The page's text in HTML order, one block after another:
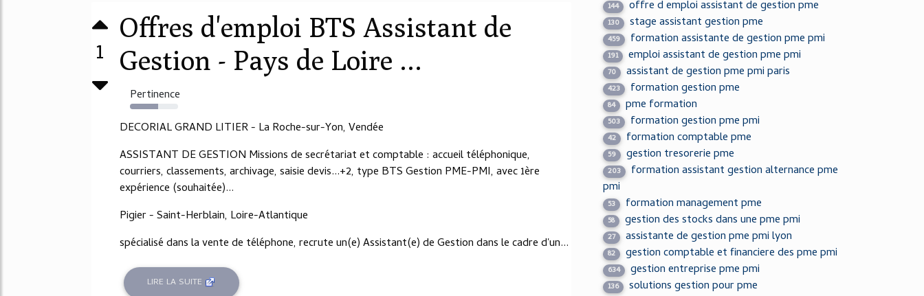
1
Offres d'emploi BTS Assistant de
Gestion - Pays de Loire ...
Pertinence
58%
DECORIAL GRAND LITIER - La Roche-sur-Yon, Vendée
ASSISTANT DE GESTION Missions de secrétariat et comptable : accueil téléphonique,
courriers, classements, archivage, saisie devis...+2, type BTS Gestion PME-PMI, avec 1ère
expérience (souhaitée)...
Pigier - Saint-Herblain, Loire-Atlantique
spécialisé dans la vente de téléphone, recrute un(e) Assistant(e) de Gestion dans le cadre d'un...
LIRE LA SUITE
144 offre d emploi assistant de gestion pme
130 stage assistant gestion pme
459 formation assistante de gestion pme pmi
191 emploi assistant de gestion pme pmi
70 assistant de gestion pme pmi paris
423 formation gestion pme
84 pme formation
503 formation gestion pme pmi
42 formation comptable pme
59 gestion tresorerie pme
203
formation assistant gestion alternance pme
pmi
53 formation management pme
58 gestion des stocks dans une pme pmi
27 assistante de gestion pme pmi lyon
82 gestion comptable et financiere des pme pmi
634 gestion entreprise pme pmi
136 solutions gestion pour pme